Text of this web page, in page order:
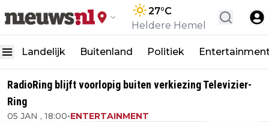
27°C
Heldere Hemel
Landelijk Buitenland Politiek
RadioRing blijft voorlopig buiten verkiezing Televizier-
Ring
05 JAN , 18:00•ENTERTAINMENT